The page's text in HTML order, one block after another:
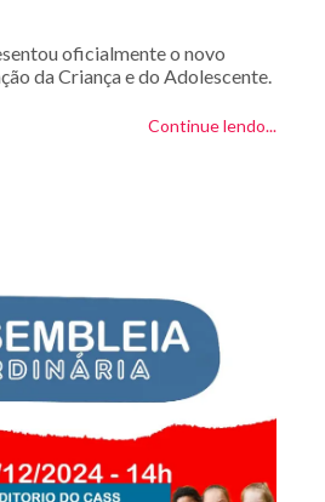
oficialmente o novo
da Criança e do Adolescente.
Continue lendo...